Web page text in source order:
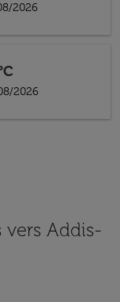
2026
2026
vers Addis-